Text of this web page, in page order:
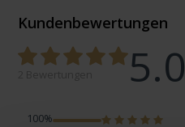
Kundenbewertungen
5.0
100%